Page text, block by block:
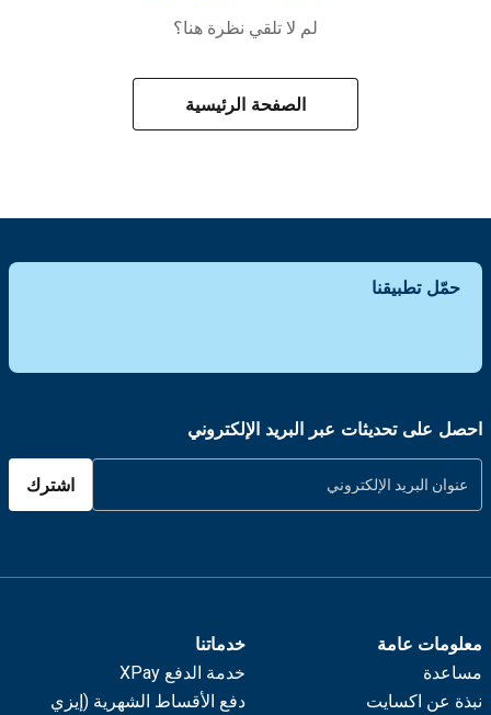
لم لا تلقي نظرة هنا؟
الصفحة الرئيسية
حمّل تطبيقنا
احصل على تحديثات عبر البريد الإلكتروني
اشترك
معلومات عامة
مساعدة
نبذة عن اكسايت
خدماتنا
خدمة الدفع XPay
دفع الأقساط الشهرية (إيزي